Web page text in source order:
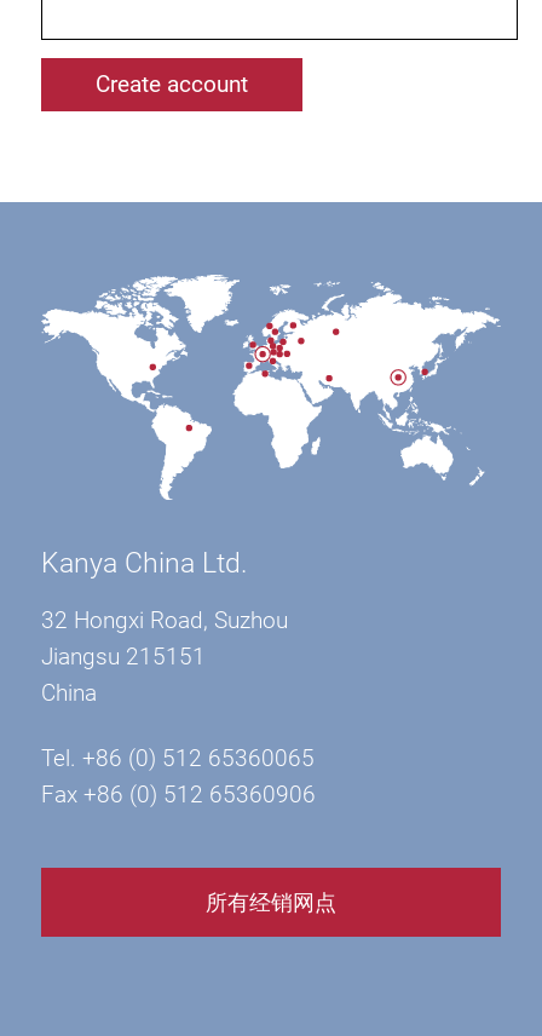
Kanya China Ltd.
32 Hongxi Road, Suzhou
Jiangsu 215151
China
Tel. +86 (0) 512 65360065
Fax +86 (0) 512 65360906
所有经销网点